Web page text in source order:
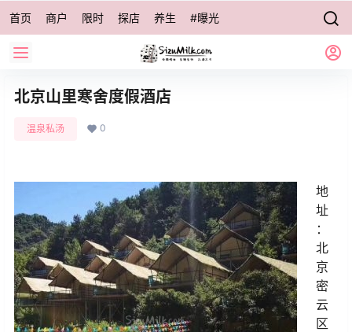
首页 商户 限时 探店 养生 #曝光
北京山里寒舍度假酒店
温泉私汤 0
地
址
：
北
京
密
云
区